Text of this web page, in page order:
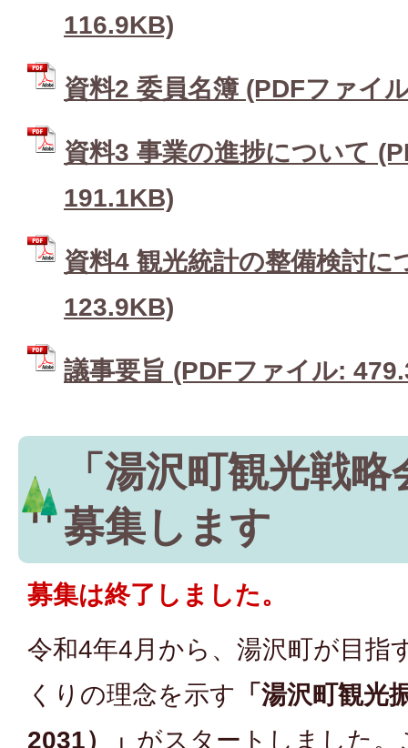
116.9KB)
資料2 委員名簿 (PDFファイ
資料3 事業の進捗について
191.1KB)
資料4 観光統計の整備検討
123.9KB)
議事要旨 (PDFファイル:
「湯沢町観光戦
募集します
募集は終了しました。
令和4年4月から、湯沢町が目指
くりの理念を示す 「湯沢町観光
2031）」 がスタートしました